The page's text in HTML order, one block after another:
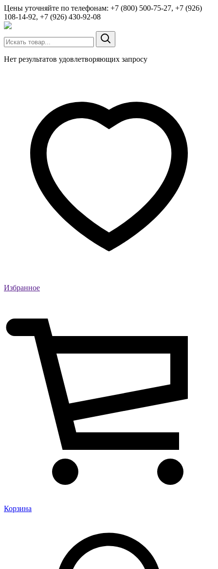
Цены уточняйте по телефонам: +7 (800) 500-75-27, +7 (926)
108-14-92, +7 (926) 430-92-08
Нет результатов удовлетворяющих запросу
Избранное
Корзина